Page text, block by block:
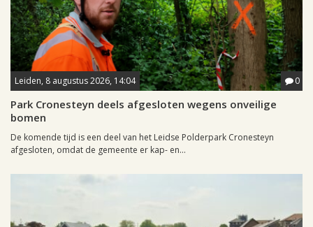
Leiden, 8 augustus 2026, 14:04 0
Park Cronesteyn deels afgesloten wegens onveilige
bomen
De komende tijd is een deel van het Leidse Polderpark Cronesteyn
afgesloten, omdat de gemeente er kap- en...